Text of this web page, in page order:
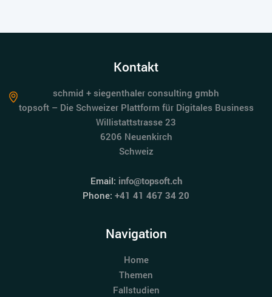
Kontakt
schmid + siegenthaler consulting gmbh
topsoft – Die Schweizer Plattform für Digitales Business
Willistattstrasse 23
6206 Neuenkirch
Schweiz
Email: info@topsoft.ch
Phone: +41 41 467 34 20
Navigation
Home
Themen
Fallstudien